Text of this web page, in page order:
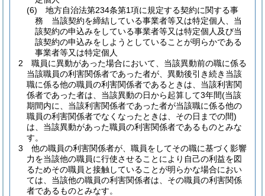
(6)
地方自治法第234条第1項に規定する契約に関する事
務 当該契約を締結している事業者等又は特定個人、当
該契約の申込みをしている事業者等又は特定個人及び当
該契約の申込みをしようとしていることが明らかである
事業者等又は特定個人
2
職員に異動があった場合において、当該異動前の職に係る
当該職員の利害関係者であった者が、異動後引き続き当該
職に係る他の職員の利害関係者であるときは、当該利害関
係者であった者は、当該異動の日から起算して3年間(当該
期間内に、当該利害関係者であった者が当該職に係る他の
職員の利害関係者でなくなったときは、その日までの間)
は、当該異動があった職員の利害関係者であるものとみな
す。
3
他の職員の利害関係者が、職員をしてその職に基づく影響
力を当該他の職員に行使させることにより自己の利益を図
るためその職員と接触していることが明らかな場合におい
ては、当該他の職員の利害関係者は、その職員の利害関係
者であるものとみなす。